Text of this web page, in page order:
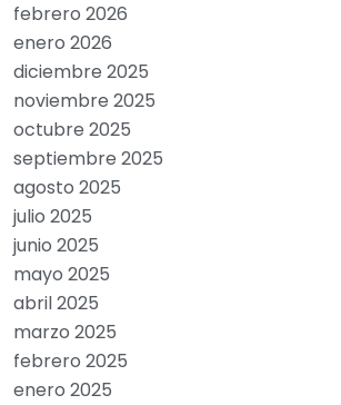
febrero 2026
enero 2026
diciembre 2025
noviembre 2025
octubre 2025
septiembre 2025
agosto 2025
julio 2025
junio 2025
mayo 2025
abril 2025
marzo 2025
febrero 2025
enero 2025